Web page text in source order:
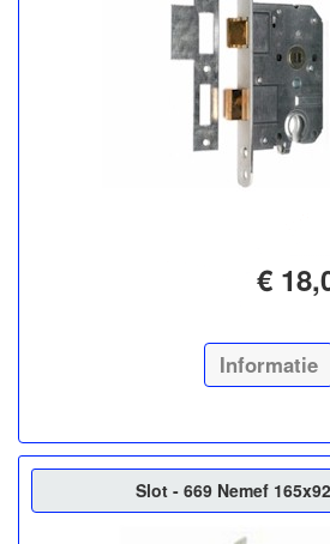
€
Informatie
Slot - 669 Nemef